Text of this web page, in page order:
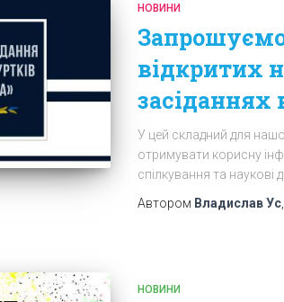
НОВИНИ
відкритих
У цей складний для
отримувати корисну
спілкування та наукові
Автором Владислав Ус
НОВИНИ